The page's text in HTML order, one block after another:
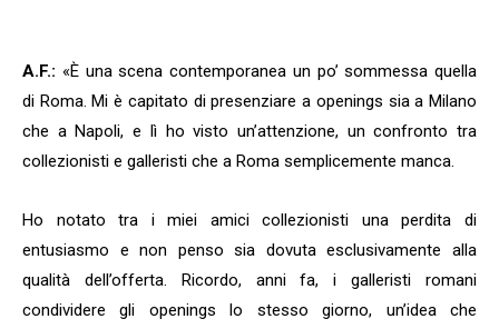
A.F.: «È una scena contemporanea un po’ sommessa quella
di Roma. Mi è capitato di presenziare a openings sia a Milano
che a Napoli, e lì ho visto un’attenzione, un confronto tra
collezionisti e galleristi che a Roma semplicemente manca.
Ho notato tra i miei amici collezionisti una perdita di
entusiasmo e non penso sia dovuta esclusivamente alla
qualità dell’offerta. Ricordo, anni fa, i galleristi romani
condividere gli openings lo stesso giorno, un’idea che